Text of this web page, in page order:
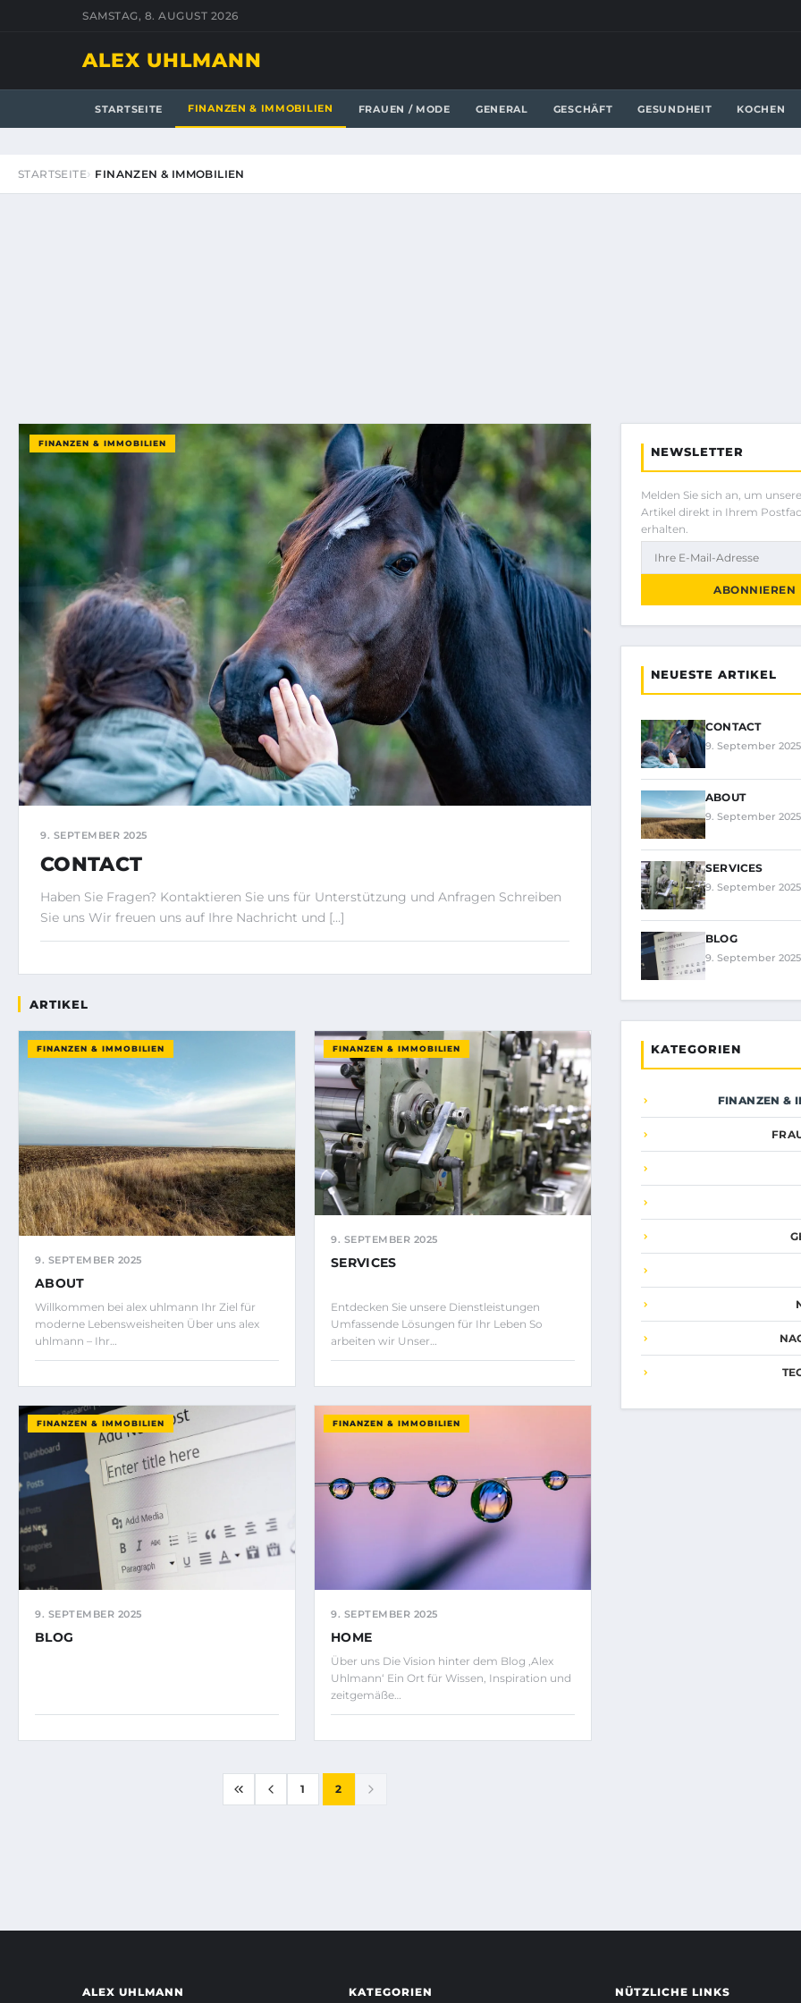
SAMSTAG, 8. AUGUST 2026
ALEX UHLMANN
STARTSEITE FINANZEN & IMMOBILIEN FRAUEN / MODE GENERAL GESCHÄFT GESUNDHEIT KOCHEN
STARTSEITE FINANZEN & IMMOBILIEN
FINANZEN & IMMOBILIEN
9. SEPTEMBER 2025
CONTACT
Haben Sie Fragen? Kontaktieren Sie uns für Unterstützung und Anfragen Schreiben
Sie uns Wir freuen uns auf Ihre Nachricht und […]
ARTIKEL
FINANZEN & IMMOBILIEN
9. SEPTEMBER 2025
ABOUT
Willkommen bei alex uhlmann Ihr Ziel für
moderne Lebensweisheiten Über uns alex
uhlmann – Ihr…
FINANZEN & IMMOBILIEN
9. SEPTEMBER 2025
SERVICES
Entdecken Sie unsere Dienstleistungen
Umfassende Lösungen für Ihr Leben So
arbeiten wir Unser…
FINANZEN & IMMOBILIEN
9. SEPTEMBER 2025
BLOG
FINANZEN & IMMOBILIEN
9. SEPTEMBER 2025
HOME
Über uns Die Vision hinter dem Blog ‚Alex
Uhlmann‘ Ein Ort für Wissen, Inspiration und
zeitgemäße…
1 2
NEWSLETTER
Melden Sie sich an, um
Artikel direkt in Ihrem
erhalten.
ABONNIEREN
NEUESTE ARTIKEL
CONTACT
9. September 2025
ABOUT
9. September 2025
SERVICES
9. September 2025
BLOG
9. September 2025
KATEGORIEN
FINANZEN &
ALEX UHLMANN KATEGORIEN NÜTZLICHE LINKS